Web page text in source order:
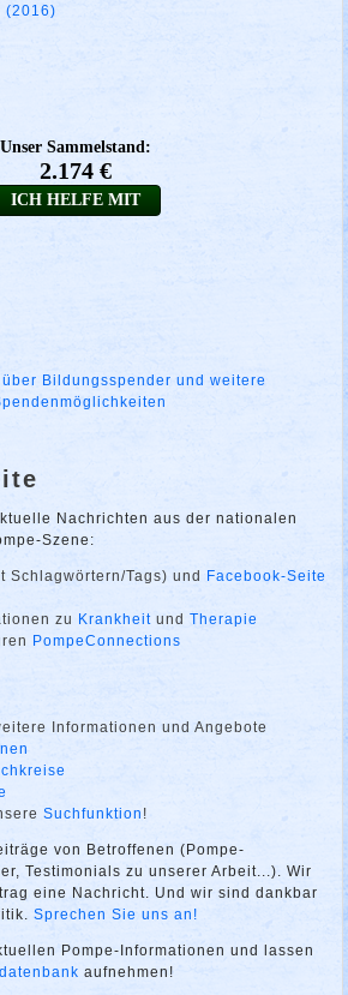
(2016)
Bildungsspender und weitere
Nachrichten aus der nationalen
Szene:
Schlagwörtern/Tags) und Facebook-Seite
zu Krankheit undTherapie
PompeConnections
Informationen und Angebote
Suchfunktion !
von Betroffenen (Pompe-
Testimonials zu unserer Arbeit...). Wir
eine Nachricht. Und wir sind dankbar
Sprechen Sie uns an!
Pompe-Informationen und lassen
aufnehmen!